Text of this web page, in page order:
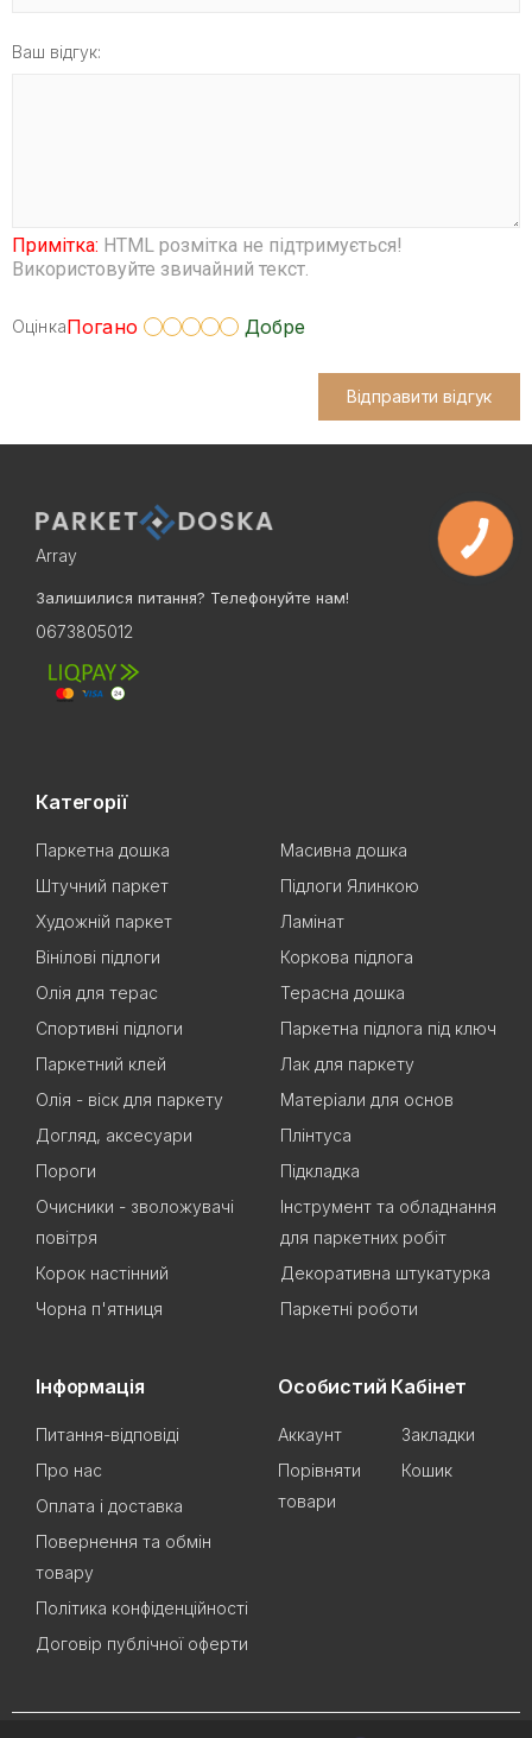
Ваш відгук:
Примітка: HTML розмітка не підтримується!
Використовуйте звичайний текст.
ОцінкаПогано Добре
Відправити відгук
Array
Залишилися питання? Телефонуйте нам!
0673805012
Категорії
Паркетна дошка
Масивна дошка
Штучний паркет
Підлоги Ялинкою
Художній паркет
Ламінат
Вінілові підлоги
Коркова підлога
Олія для терас
Терасна дошка
Спортивні підлоги
Паркетна підлога під ключ
Паркетний клей
Лак для паркету
Олія - віск для паркету
Матеріали для основ
Догляд, аксесуари
Плінтуса
Пороги
Підкладка
Очисники - зволожувачі
повітря
Інструмент та обладнання
для паркетних робіт
Корок настінний
Декоративна штукатурка
Чорна п'ятниця
Паркетні роботи
Інформація
Питання-відповіді
Про нас
Оплата і доставка
Повернення та обмін
товару
Політика конфіденційності
Договір публічної оферти
Особистий Кабінет
Аккаунт
Закладки
Порівняти
товари
Кошик